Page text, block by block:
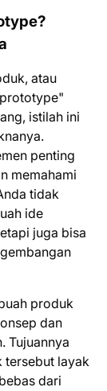
atau
istilah ini
penting
memahami
tidak
ide
juga bisa
produk
dan
Tujuannya
tersebut layak
dari